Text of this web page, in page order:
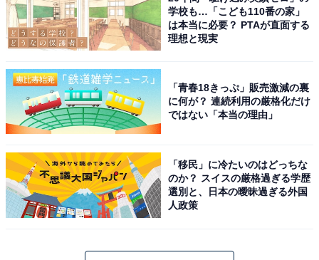
All About NEWS Facebookページ
All About NEWS Twitterアカウント
All About NEWS RSS
学校も…「こども110番の家」
は本当に必要？ PTAが直面する
理想と現実
「青春18きっぷ」販売激減の裏
に何が？ 連続利用の厳格化だけ
ではない「本当の理由」
「移民」に冷たいのはどっちな
のか？ スイスの厳格過ぎる学歴
選別と、日本の曖昧過ぎる外国
人政策